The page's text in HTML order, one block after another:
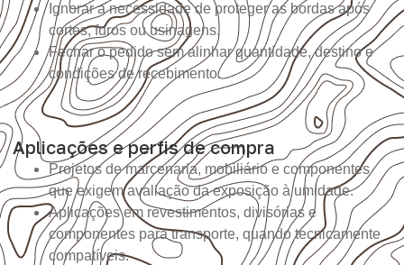
Ignorar a necessidade de proteger as bordas após
cortes, furos ou usinagens.
Fechar o pedido sem alinhar quantidade, destino e
condições de recebimento.
Aplicações e perfis de compra
Projetos de marcenaria, mobiliário e componentes
que exigem avaliação da exposição à umidade.
Aplicações em revestimentos, divisórias e
componentes para transporte, quando tecnicamente
compatíveis.